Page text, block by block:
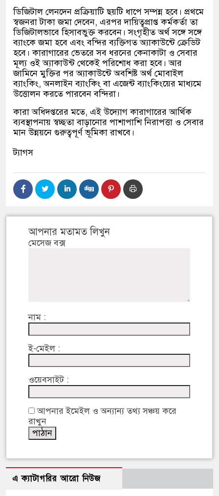
ডিজিটাল লেনদেন প্রক্রিয়াটি ছয়টি ধাপে সম্পন্ন হবে। প্রথমে
স্বজনরা টাকা জমা দেবেন, এরপর দায়িত্বপ্রাপ্ত কর্মকর্তা তা
ডিজিটালভাবে হিসাবভুক্ত করবেন। সংগৃহীত অর্থ সঙ্গে সঙ্গে
ব্যাংকে জমা হবে এবং বন্দির ব্যক্তিগত অ্যাকাউন্টে ক্রেডিট
হবে। কারাগারের ভেতরে সব ধরনের কেনাকাটা ও সেবার
মূল্য ওই অ্যাকাউন্ট থেকেই পরিশোধ করা হবে। আর
জামিনে মুক্তির পর অ্যাকাউন্টে অবশিষ্ট অর্থ মোবাইল
ব্যাংকিং, অনলাইন ব্যাংকিং বা এজেন্ট ব্যাংকিংয়ের মাধ্যমে
উত্তোলন করতে পারবেন বন্দিরা।
কারা অধিদপ্তরের মতে, এই উদ্যোগ কারাগারের আর্থিক
ব্যবস্থাপনায় স্বচ্ছতা বাড়ানোর পাশাপাশি নিরাপত্তা ও সেবার
মান উন্নয়নে গুরুত্বপূর্ণ ভূমিকা রাখবে।
ট্যাগস
আপনার মতামত লিখুন
মেসেজ বক্স
নাম :
ই-মেইল :
ওয়েবসাইট :
আপনার ইমেইল ও অন্যান্য তথ্য সঞ্চয় করে
রাখুন
এ ক্যাটাগরির আরো নিউজ